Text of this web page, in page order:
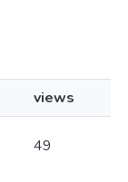
views
49